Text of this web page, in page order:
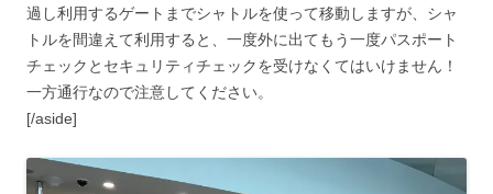
過し利用するゲートまでシャトルを使って移動しますが、シャ
トルを間違えて利用すると、一度外に出てもう一度パスポート
チェックとセキュリティチェックを受けなくてはいけません！
一方通行なので注意してください。
[/aside]